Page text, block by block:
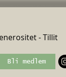
Bli medlem
- Tillit